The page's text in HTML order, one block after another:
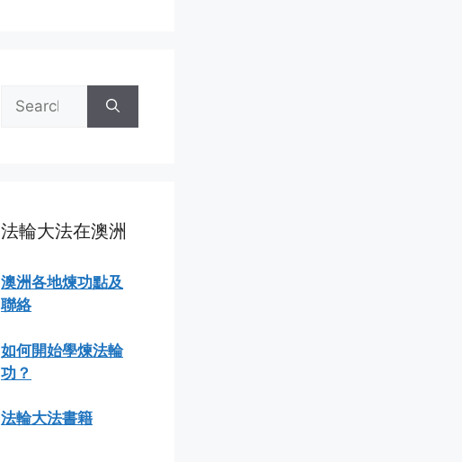
Search
for:
法輪大法在澳洲
澳洲各地煉功點及
聯絡
如何開始學煉法輪
功？
法輪大法書籍